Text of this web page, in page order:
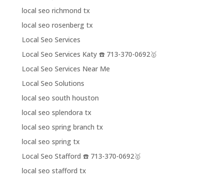
local seo richmond tx
local seo rosenberg tx
Local Seo Services
Local Seo Services Katy ☎️ 713-370-0692🥇
Local Seo Services Near Me
Local Seo Solutions
local seo south houston
local seo splendora tx
local seo spring branch tx
local seo spring tx
Local Seo Stafford ☎️ 713-370-0692🥇
local seo stafford tx